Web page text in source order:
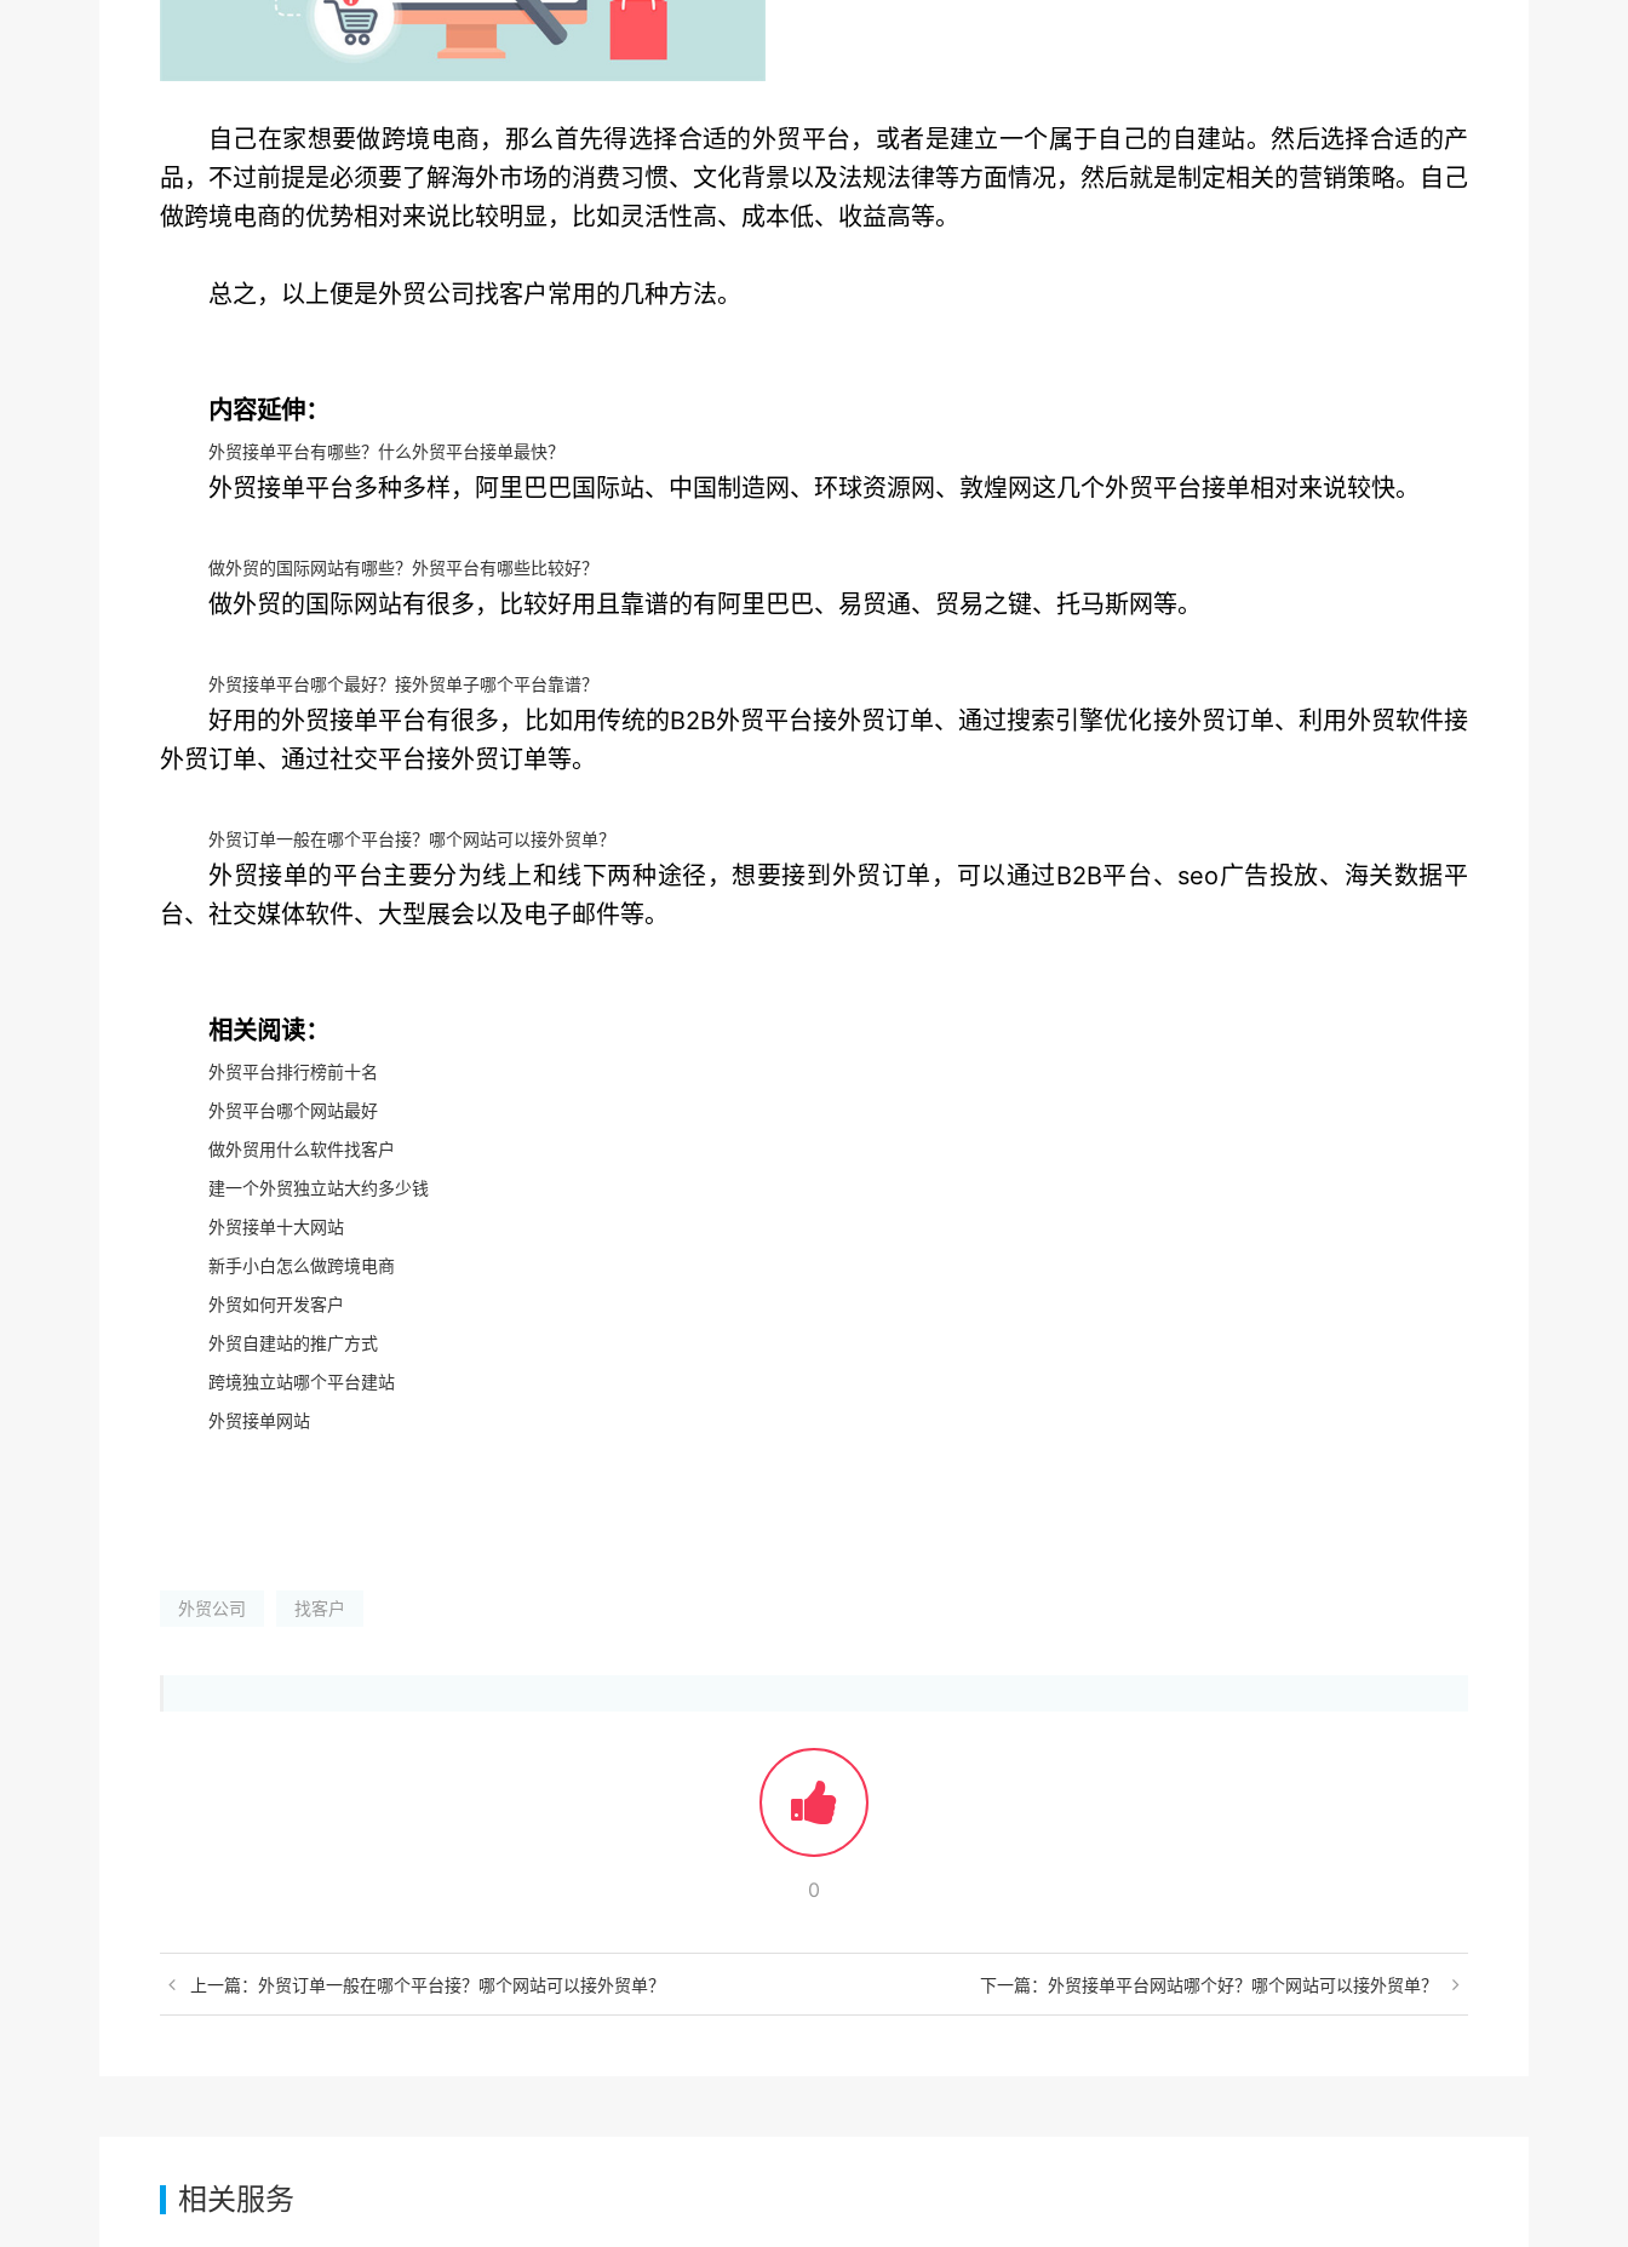
自己在家想要做跨境电商，那么首先得选择合适的外贸平台，或者是建立一个属于自己的自建站。然后选择合适的产
品，不过前提是必须要了解海外市场的消费习惯、文化背景以及法规法律等方面情况，然后就是制定相关的营销策略。自己
做跨境电商的优势相对来说比较明显，比如灵活性高、成本低、收益高等。
总之，以上便是外贸公司找客户常用的几种方法。
内容延伸：
外贸接单平台有哪些？什么外贸平台接单最快？
外贸接单平台多种多样，阿里巴巴国际站、中国制造网、环球资源网、敦煌网这几个外贸平台接单相对来说较快。
做外贸的国际网站有哪些？外贸平台有哪些比较好？
做外贸的国际网站有很多，比较好用且靠谱的有阿里巴巴、易贸通、贸易之键、托马斯网等。
外贸接单平台哪个最好？接外贸单子哪个平台靠谱？
好用的外贸接单平台有很多，比如用传统的B2B外贸平台接外贸订单、通过搜索引擎优化接外贸订单、利用外贸软件接
外贸订单、通过社交平台接外贸订单等。
外贸订单一般在哪个平台接？哪个网站可以接外贸单？
外贸接单的平台主要分为线上和线下两种途径，想要接到外贸订单，可以通过B2B平台、seo广告投放、海关数据平
台、社交媒体软件、大型展会以及电子邮件等。
相关阅读：
外贸平台排行榜前十名
外贸平台哪个网站最好
做外贸用什么软件找客户
建一个外贸独立站大约多少钱
外贸接单十大网站
新手小白怎么做跨境电商
外贸如何开发客户
外贸自建站的推广方式
跨境独立站哪个平台建站
外贸接单网站
外贸公司 找客户
0
上一篇：外贸订单一般在哪个平台接？哪个网站可以接外贸单？ 下一篇：外贸接单平台网站哪个好？哪个网站可以接外贸单？
相关服务